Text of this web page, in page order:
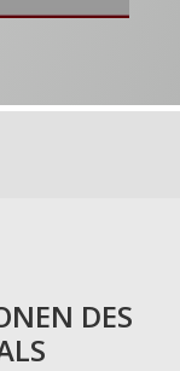
DES